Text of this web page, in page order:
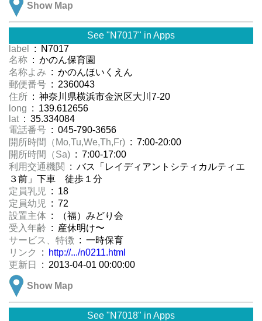
Show Map
See "N7017" in Apps
label
: N7017
名称 : かのん保育園
名称よみ : かのんほいくえん
郵便番号 : 2360043
住所 : 神奈川県横浜市金沢区大川7-20
long : 139.612656
lat : 35.334084
電話番号 : 045-790-3656
開所時間（Mo,Tu,We,Th,Fr) : 7:00-20:00
開所時間（Sa) : 7:00-17:00
利用交通機関
: バス「レイディアントシティカルティエ
３前」下車 徒歩１分
定員乳児
: 18
定員幼児
: 72
設置主体 : （福）みどり会
受入年齢 : 産休明け〜
サービス、特徴 : 一時保育
リンク
:
http://.../n0211.html
更新日
: 2013-04-01 00:00:00
Show Map
See "N7018" in Apps